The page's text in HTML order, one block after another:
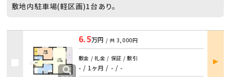
敷地内駐車場(軽区画)1台あり。
6.5万円 / 共 3,000円
敷金 / 礼金 / 保証 / 敷引
- / 1ヶ月 / - / -
部屋
詳細